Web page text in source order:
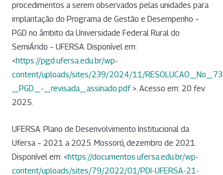
procedimentos a serem observados pelas unidades para
implantação do Programa de Gestão e Desempenho –
PGD no âmbito da Universidade Federal Rural do
SemiÁrido – UFERSA. Disponível em:
<https://pgd.ufersa.edu.br/wp-
content/uploads/sites/239/2024/11/
_PGD_-_revisada_assinado.pdf>. Acesso em: 20 fev.
2025.
UFERSA. Plano de Desenvolvimento Institucional da
Ufersa – 2021 a 2025. Mossoró, dezembro de 2021.
Disponível em: <https://documentos.ufersa.edu.br/wp-
content/uploads/sites/79/2022/01/PDI-UFERSA-21-